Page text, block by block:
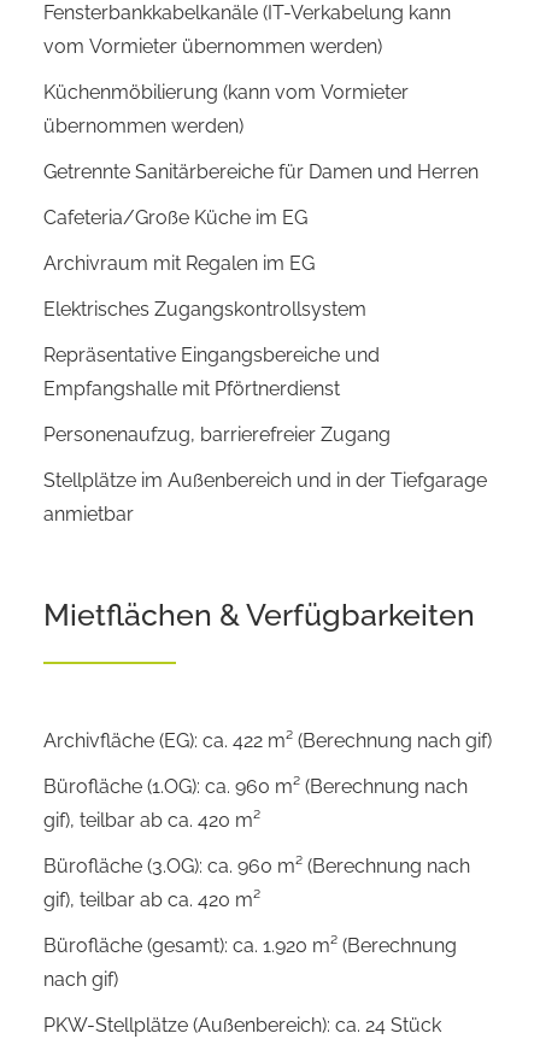
Fensterbankkabelkanäle (IT-Verkabelung kann
vom Vormieter übernommen werden)
Küchenmöbilierung (kann vom Vormieter
übernommen werden)
Getrennte Sanitärbereiche für Damen und Herren
Cafeteria/Große Küche im EG
Archivraum mit Regalen im EG
Elektrisches Zugangskontrollsystem
Repräsentative Eingangsbereiche und
Empfangshalle mit Pförtnerdienst
Personenaufzug, barrierefreier Zugang
Stellplätze im Außenbereich und in der Tiefgarage
anmietbar
Mietflächen & Verfügbarkeiten
Archivfläche (EG): ca. 422 m² (Berechnung nach gif)
Bürofläche (1.OG): ca. 960 m² (Berechnung nach
gif), teilbar ab ca. 420 m²
Bürofläche (3.OG): ca. 960 m² (Berechnung nach
gif), teilbar ab ca. 420 m²
Bürofläche (gesamt): ca. 1.920 m² (Berechnung
nach gif)
PKW-Stellplätze (Außenbereich): ca. 24 Stück